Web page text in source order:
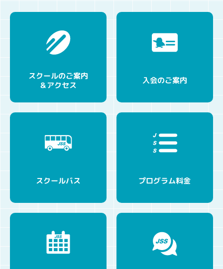
スクールのご案内
＆アクセス 入会のご案内
スクールバス プログラム料金